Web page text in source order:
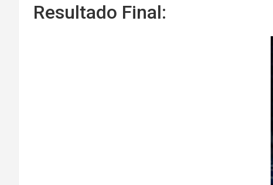
Resultado Final: